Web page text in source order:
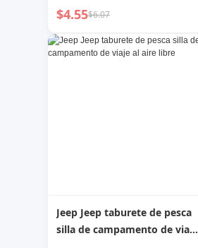
Picnic Fishing Chair Bench
Portable Train Stool
$4.55$6.07
Jeep Jeep taburete de pesca
silla de campamento de viaje